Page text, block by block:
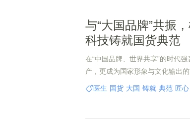
与“大国品牌”共振
科技铸就国货典范
在“中国品牌、世界共享”的时代
产，更成为国家形象与文化输出
栏目以挖掘和传播中国品牌故事
医生 国货 大国 铸就 典范 匠心